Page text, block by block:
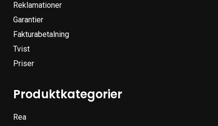
Reklamationer
Garantier
Fakturabetalning
Tvist
Priser
Produktkategorier
Rea